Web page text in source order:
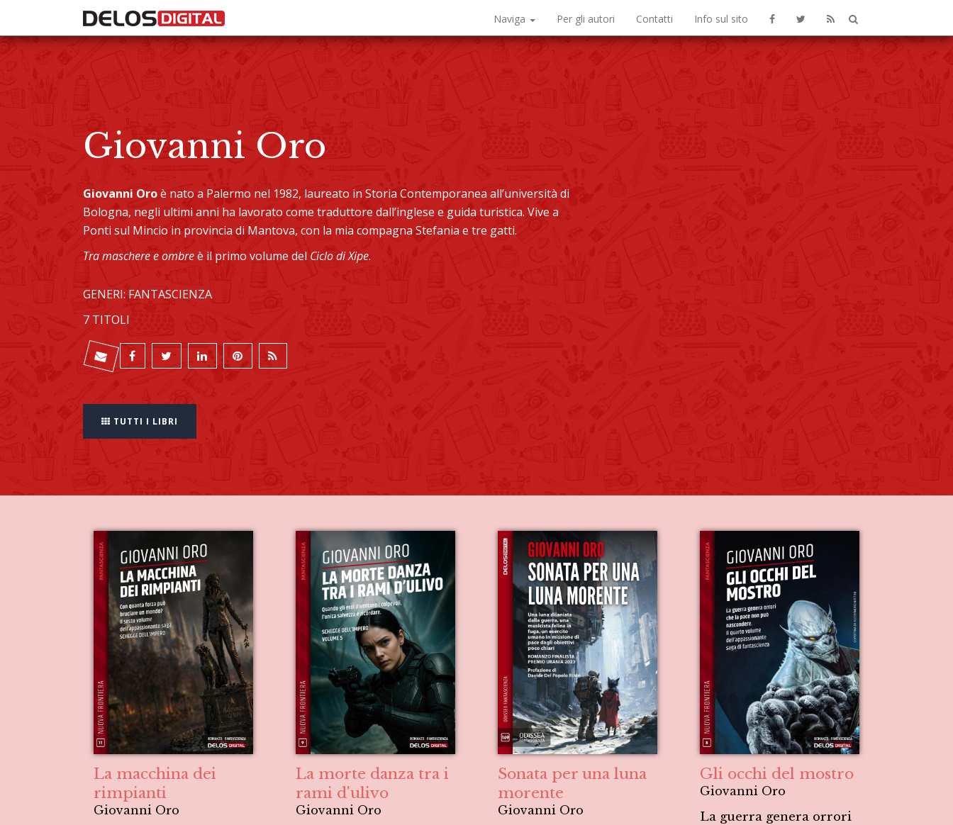
Naviga Per gli autori Contatti Info sul sito
Giovanni Oro
Giovanni Oroè nato a Palermo nel 1982, laureato in Storia Contemporanea all’università di
Bologna, negli ultimi anni ha lavorato come traduttore dall’inglese e guida turistica. Vive a
Ponti sul Mincio in provincia di Mantova, con la mia compagna Stefania e tre gatti.
Tra maschere e ombreè il primo volume del Ciclo di Xipe.
GENERI: FANTASCIENZA
7 TITOLI
TUTTI I LIBRI
La macchina dei
rimpianti
Giovanni Oro
La morte danza tra i
rami d'ulivo
Giovanni Oro
Sonata per una luna
morente
Giovanni Oro
Gli occhi del mostro
Giovanni Oro
La guerra genera orrori